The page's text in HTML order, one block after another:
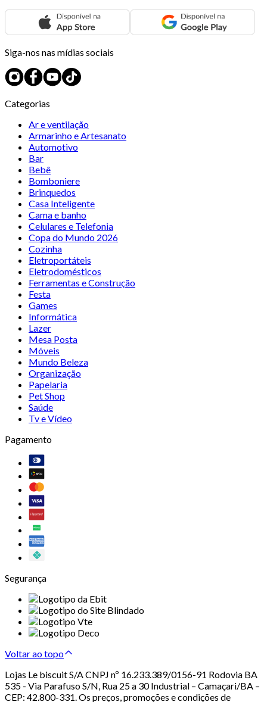
Siga-nos nas mídias sociais
Categorias
Ar e ventilação
Armarinho e Artesanato
Automotivo
Bar
Bebê
Bomboniere
Brinquedos
Casa Inteligente
Cama e banho
Celulares e Telefonia
Copa do Mundo 2026
Cozinha
Eletroportáteis
Eletrodomésticos
Ferramentas e Construção
Festa
Games
Informática
Lazer
Mesa Posta
Móveis
Mundo Beleza
Organização
Papelaria
Pet Shop
Saúde
Tv e Vídeo
Pagamento
Segurança
Voltar ao topo
Lojas Le biscuit S/A CNPJ nº 16.233.389/0156-91 Rodovia BA
535 - Via Parafuso S/N, Rua 25 a 30 Industrial – Camaçari/BA –
CEP: 42.800-331. Os preços, promoções e condições de